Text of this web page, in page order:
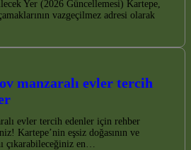
Yer (2026 Güncellemesi) Kartepe,
vazgeçilmez adresi olarak
manzaralı evler tercih
evler tercih edenler için rehber
Kartepe’nin eşsiz doğasının ve
çıkarabileceğiniz en…